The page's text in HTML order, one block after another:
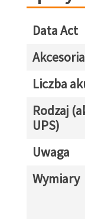
Data Act
Liczba
Rodzaj
UPS)
Uwaga
Wymiary